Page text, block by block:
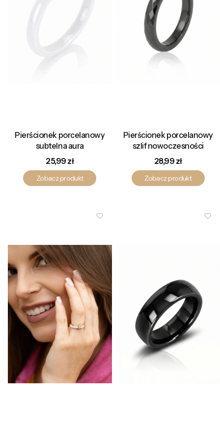
Pierścionek porcelanowy
subtelna aura
Cena
25,99 zł
Zobacz produkt
Pierścionek porcelanowy
szlif nowoczesności
Cena
28,99 zł
Zobacz produkt